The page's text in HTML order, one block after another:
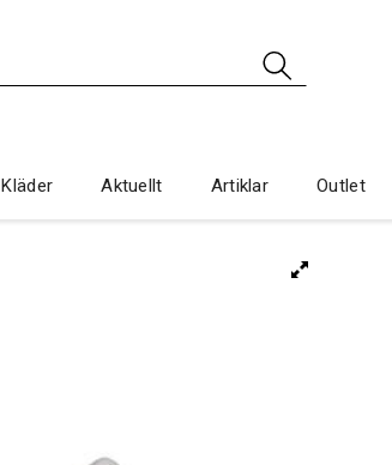
Kläder Aktuellt Artiklar Outlet